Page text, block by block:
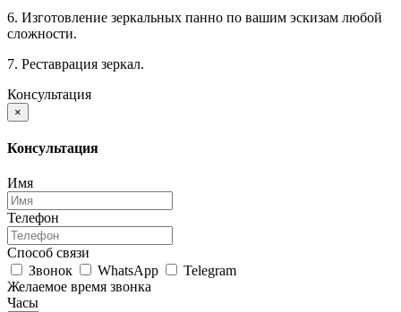
6. Изготовление зеркальных панно по вашим эскизам любой
сложности.
7. Реставрация зеркал.
Консультация
×
Консультация
Имя
Телефон
Способ связи
Звонок
WhatsApp
Telegram
Желаемое время звонка
Часы